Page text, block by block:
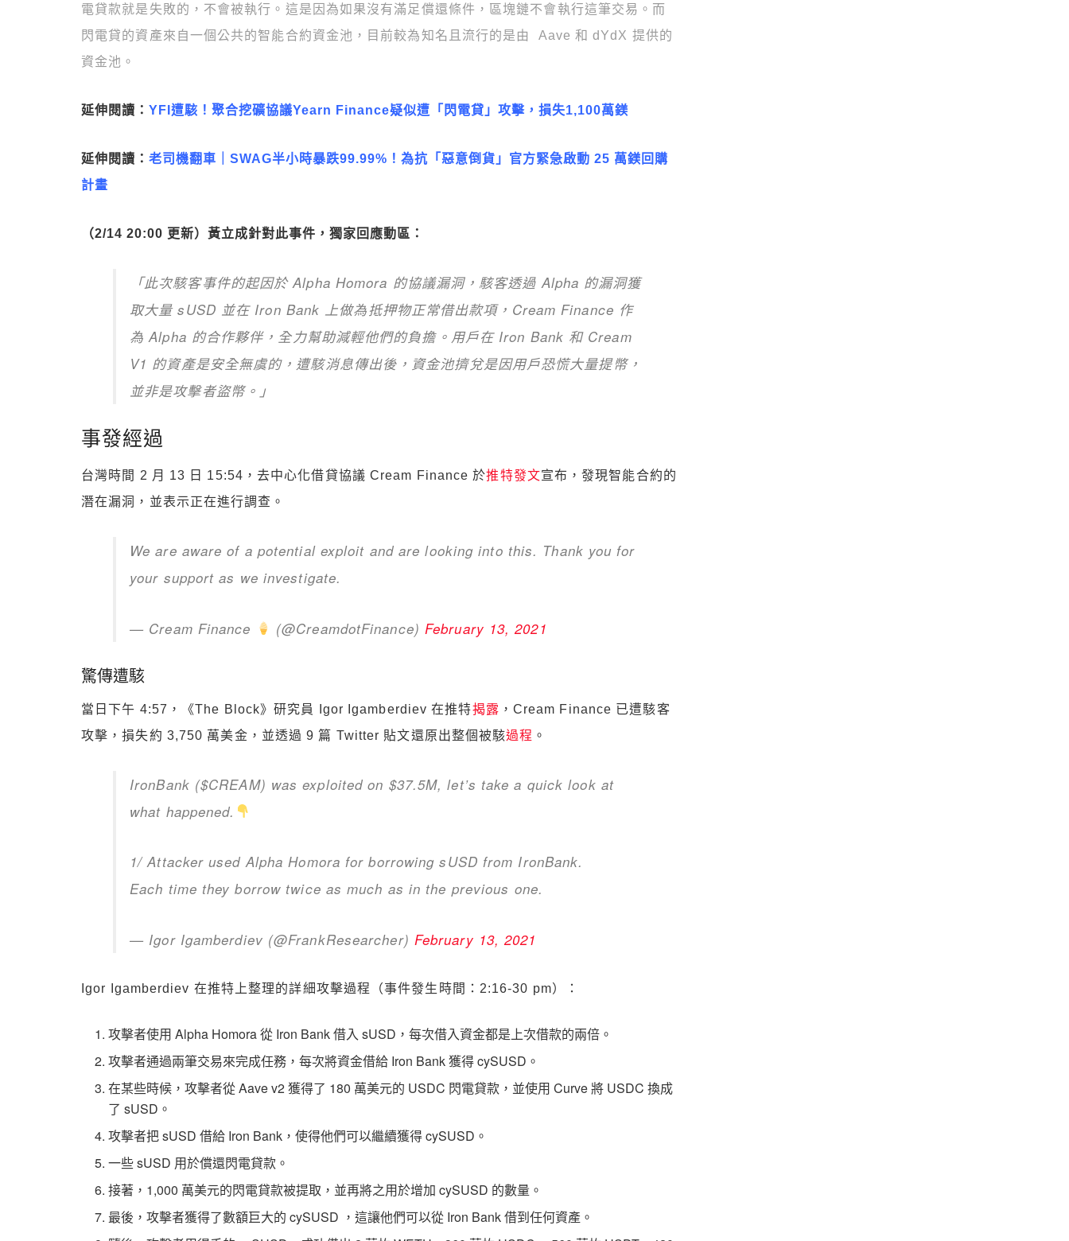
電貸款就是失敗的，不會被執行。這是因為如果沒有滿足償還條件，區塊鏈不會執行這筆交易。而
閃電貸的資產來自一個公共的智能合約資金池，目前較為知名且流行的是由 Aave 和 dYdX 提供的
資金池。
延伸閱讀： YFI遭駭！聚合挖礦協議Yearn Finance疑似遭「閃電貸」攻擊，損失1,100萬鎂
延伸閱讀： 老司機翻車｜SWAG半小時暴跌99.99%！為抗「惡意倒貨」官方緊急啟動 25 萬鎂回購
計畫
（2/14 20:00 更新）黃立成針對此事件，獨家回應動區：
「此次駭客事件的起因於 Alpha Homora 的協議漏洞，駭客透過 Alpha 的漏洞獲
取大量 sUSD 並在 Iron Bank 上做為抵押物正常借出款項，Cream Finance 作
為 Alpha 的合作夥伴，全力幫助減輕他們的負擔。用戶在 Iron Bank 和 Cream
V1 的資產是安全無虞的，遭駭消息傳出後，資金池擠兌是因用戶恐慌大量提幣，
並非是攻擊者盜幣。」
事發經過
台灣時間 2 月 13 日 15:54，去中心化借貸協議 Cream Finance 於推特發文宣布，發現智能合約的
潛在漏洞，並表示正在進行調查。
We are aware of a potential exploit and are looking into this. Thank you for
your support as we investigate.
— Cream Finance (@CreamdotFinance) February 13, 2021
驚傳遭駭
當日下午 4:57，《The Block》研究員 Igor Igamberdiev 在推特揭露 ，Cream Finance 已遭駭客
攻擊，損失約 3,750 萬美金，並透過 9 篇 Twitter 貼文還原出整個被駭過程 。
IronBank ($CREAM) was exploited on $37.5M, let’s take a quick look at
what happened.
1/ Attacker used Alpha Homora for borrowing sUSD from IronBank.
Each time they borrow twice as much as in the previous one.
— Igor Igamberdiev (@FrankResearcher) February 13, 2021
Igor Igamberdiev 在推特上整理的詳細攻擊過程（事件發生時間：2:16-30 pm）：
攻擊者使用 Alpha Homora 從 Iron Bank 借入 sUSD，每次借入資金都是上次借款的兩倍。
攻擊者通過兩筆交易來完成任務，每次將資金借給 Iron Bank 獲得 cySUSD。
在某些時候，攻擊者從 Aave v2 獲得了 180 萬美元的 USDC 閃電貸款，並使用 Curve 將 USDC 換成
了 sUSD。
攻擊者把 sUSD 借給 Iron Bank，使得他們可以繼續獲得 cySUSD。
一些 sUSD 用於償還閃電貸款。
接著，1,000 萬美元的閃電貸款被提取，並再將之用於增加 cySUSD 的數量。
最後，攻擊者獲得了數額巨大的 cySUSD ，這讓他們可以從 Iron Bank 借到任何資產。